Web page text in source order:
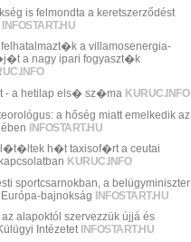
is felmondta a keretszerződést
INFOSTART.HU
a villamosenergia-
a nagy ipari fogyaszt�k
- a hetilap els� sz�ma KURUC.INFO
a hőség miatt emelkedik az
INFOSTART.HU
h�t taxisof�rt a ceutai
KURUC.INFO
sportcsarnokban, a belügyminiszter
bajnokság INFOSTART.HU
alapoktól szervezzük újjá és
Intézetet INFOSTART.HU